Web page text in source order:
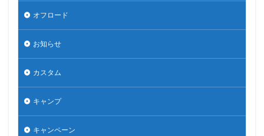
オフロード
お知らせ
カスタム
キャンプ
キャンペーン